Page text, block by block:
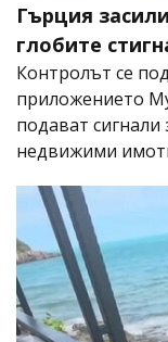
Гърция
глобите
Контролът се
приложението
подават
недвижими